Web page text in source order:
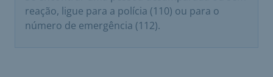
reação, ligue para a polícia (110) ou para o
número de emergência (112).